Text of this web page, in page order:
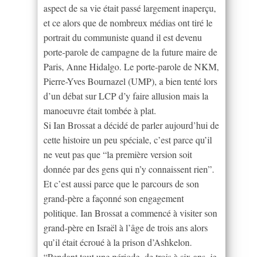
aspect de sa vie était passé largement inaperçu,
et ce alors que de nombreux médias ont tiré le
portrait du communiste quand il est devenu
porte-parole de campagne de la future maire de
Paris, Anne Hidalgo. Le porte-parole de NKM,
Pierre-Yves Bournazel (UMP), a bien tenté lors
d’un débat sur LCP d’y faire allusion mais la
manoeuvre était tombée à plat.
Si Ian Brossat a décidé de parler aujourd’hui de
cette histoire un peu spéciale, c’est parce qu’il
ne veut pas que “la première version soit
donnée par des gens qui n’y connaissent rien”.
Et c’est aussi parce que le parcours de son
grand-père a façonné son engagement
politique. Ian Brossat a commencé à visiter son
grand-père en Israël à l’âge de trois ans alors
qu’il était écroué à la prison d’Ashkelon.